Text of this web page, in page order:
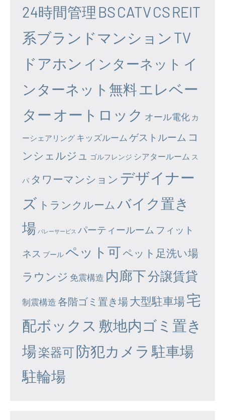
24時間管理 BSCATVCSREIT
系ブランドマンション TV
ドアホン インターネット イ
ンターネット無料エレベー
ター オートロック オール電化 カ
ーシェアリング キッズルーム ゲストルーム コ
ンシェルジュ
ゴルフレンジ シアタールーム ス
パ タワーマンション デザイナー
ズ トランクルーム バイク置き
場 バレーサービス パーティールーム フィット
ネス プール ペット可ペット足洗い場
ラウンジ 免震構造 内廊下分譲賃貸
制震構造 各階ゴミ置き場大型駐車場宅
配ボックス 敷地内ゴミ置き
場楽器可防犯カメラ 駐車場
駐輪場